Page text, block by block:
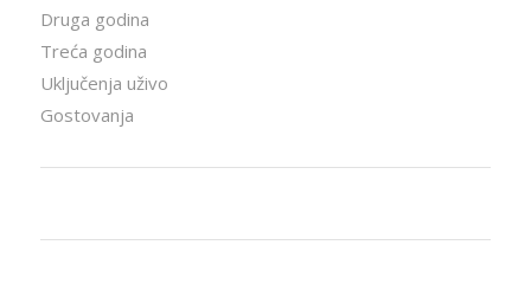
Druga godina
Treća godina
Uključenja uživo
Gostovanja